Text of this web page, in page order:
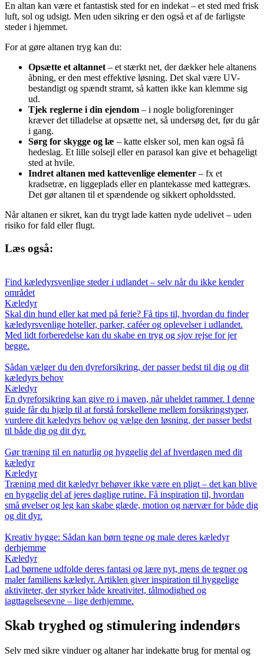
En altan kan være et fantastisk sted for en indekat – et sted med frisk
luft, sol og udsigt. Men uden sikring er den også et af de farligste
steder i hjemmet.
For at gøre altanen tryg kan du:
Opsætte et altannet – et stærkt net, der dækker hele altanens
åbning, er den mest effektive løsning. Det skal være UV-
bestandigt og spændt stramt, så katten ikke kan klemme sig
ud.
Tjek reglerne i din ejendom – i nogle boligforeninger
kræver det tilladelse at opsætte net, så undersøg det, før du går
i gang.
Sørg for skygge og læ – katte elsker sol, men kan også få
hedeslag. Et lille solsejl eller en parasol kan give et behageligt
sted at hvile.
Indret altanen med kattevenlige elementer – fx et
kradsetræ, en liggeplads eller en plantekasse med kattegræs.
Det gør altanen til et spændende og sikkert opholdssted.
Når altanen er sikret, kan du trygt lade katten nyde udelivet – uden
risiko for fald eller flugt.
Læs også:
Find kæledyrsvenlige steder i udlandet – selv når du ikke kender
området
Kæledyr
Skal din hund eller kat med på ferie? Få tips til, hvordan du finder
kæledyrsvenlige hoteller, parker, caféer og oplevelser i udlandet.
Med lidt forberedelse kan du skabe en tryg og sjov rejse for jer
begge.
Sådan vælger du den dyreforsikring, der passer bedst til dig og dit
kæledyrs behov
Kæledyr
En dyreforsikring kan give ro i maven, når uheldet rammer. I denne
guide får du hjælp til at forstå forskellene mellem forsikringstyper,
vurdere dit kæledyrs behov og vælge den løsning, der passer bedst
til både dig og dit dyr.
Gør træning til en naturlig og hyggelig del af hverdagen med dit
kæledyr
Kæledyr
Træning med dit kæledyr behøver ikke være en pligt – det kan blive
en hyggelig del af jeres daglige rutine. Få inspiration til, hvordan
små øvelser og leg kan skabe glæde, motion og nærvær for både dig
og dit dyr.
Kreativ hygge: Sådan kan børn tegne og male deres kæledyr
derhjemme
Kæledyr
Lad børnene udfolde deres fantasi og lære nyt, mens de tegner og
maler familiens kæledyr. Artiklen giver inspiration til hyggelige
aktiviteter, der styrker både kreativitet, tålmodighed og
iagttagelsesevne – lige derhjemme.
Skab tryghed og stimulering indendørs
Selv med sikre vinduer og altaner har indekatte brug for mental og